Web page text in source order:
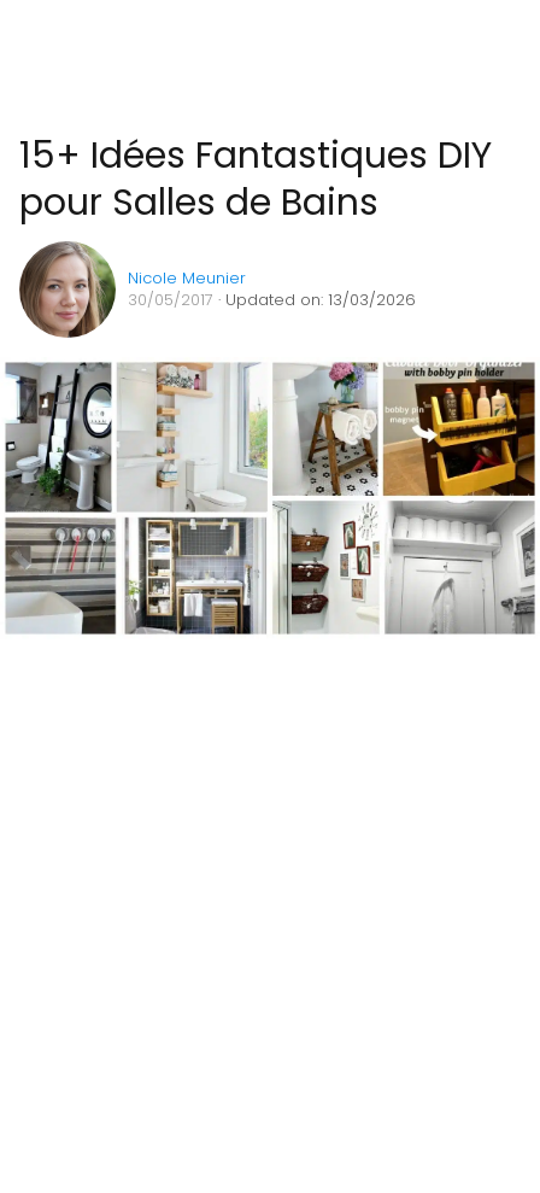
15+ Idées Fantastiques DIY
pour Salles de Bains
Nicole Meunier
30/05/2017 · Updated on: 13/03/2026